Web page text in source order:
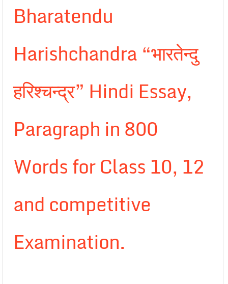
Bharatendu
Harishchandra “भारतेन्दु
हरिश्चन्द्र” Hindi Essay,
Paragraph in 800
Words for Class 10, 12
and competitive
Examination.